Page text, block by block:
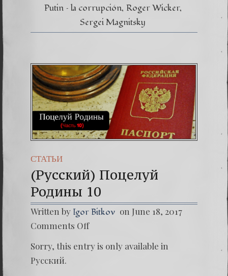
Putin – la corrupción Roger Wicker
Sergei Magnitsky
СТАТЬИ
(Русский) Поцелуй
Родины 10
Written by Igor Bitkov on June 18, 2017
Comments Off
Sorry, this entry is only available in
Русский.